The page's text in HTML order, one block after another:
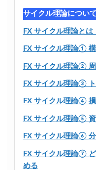
サイクル理論につい
FX サイクル理論とは
FX サイクル理論①
FX サイクル理論②
FX サイクル理論③
FX サイクル理論④
FX サイクル理論⑤
FX サイクル理論⑥
FX サイクル理論⑦
める